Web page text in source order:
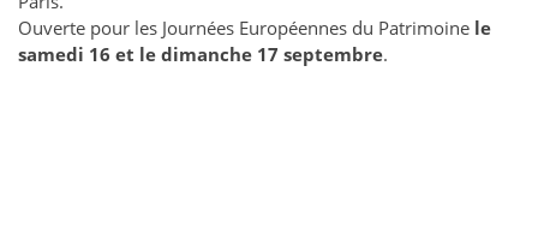
Ouverte pour les Journées Européennes du Patrimoine le
samedi 16 et le dimanche 17 septembre.